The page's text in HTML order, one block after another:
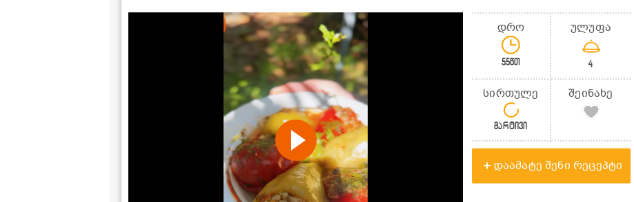
დრო
55წთ
ულუფა
4
სირთულე
მარტივი
შეინახე
დაამატე შენი რეცეპტი